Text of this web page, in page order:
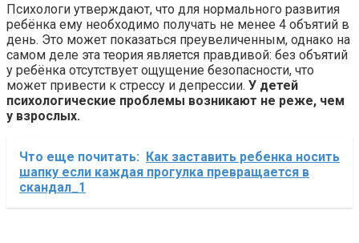
Психологи утверждают, что для нормального развития
ребёнка ему необходимо получать не менее 4 объятий в
день. Это может показаться преувеличенным, однако на
самом деле эта теория является правдивой: без объятий
у ребёнка отсутствует ощущение безопасности, что
может привести к стрессу и депрессии. У детей
психологические проблемы возникают не реже, чем
у взрослых.
Что еще почитать: Как заставить ребенка носить
шапку если каждая прогулка превращается в
скандал_1